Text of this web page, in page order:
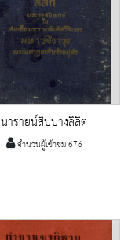
นารายน์สิบปางลิลิต
จำนวนผู้เข้าชม 676